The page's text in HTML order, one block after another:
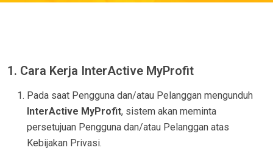
1. Cara Kerja InterActive MyProfit
Pada saat Pengguna dan/atau Pelanggan mengunduh
InterActive MyProfit, sistem akan meminta
persetujuan Pengguna dan/atau Pelanggan atas
Kebijakan Privasi.